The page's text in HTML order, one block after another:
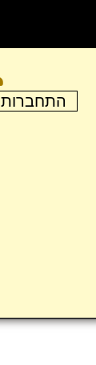
התחברות